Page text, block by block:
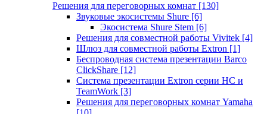
Решения для переговорных комнат [130]
Звуковые экосистемы Shure [6]
Экосистема Shure Stem [6]
Решения для совместной работы Vivitek [4]
Шлюз для совместной работы Extron [1]
Беспроводная система презентации Barco
ClickShare [12]
Система презентации Extron серии HC и
TeamWork [3]
Решения для переговорных комнат Yamaha